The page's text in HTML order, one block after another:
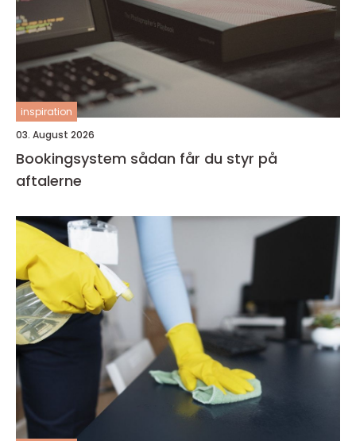
inspiration
03. August 2026
Bookingsystem sådan får du styr på
aftalerne